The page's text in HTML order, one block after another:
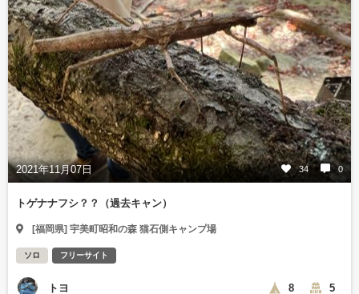
2021年11月07日 34 0
トゲナナフシ？？（過去キャン）
[福岡県] 宇美町昭和の森 猫石側キャンプ場
ソロ フリーサイト
トヨ 8 5